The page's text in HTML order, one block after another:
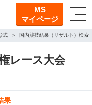
MS
マイページ
式 国内競技結果（リザルト）検索
レース大会
果